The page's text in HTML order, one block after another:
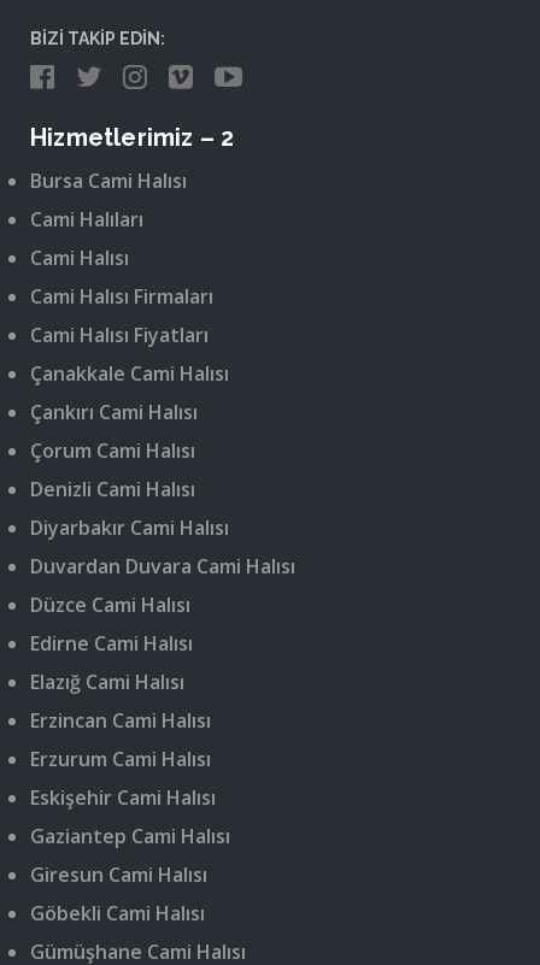
BİZİ TAKİP EDİN:
Hizmetlerimiz – 2
Bursa Cami Halısı
Cami Halıları
Cami Halısı
Cami Halısı Firmaları
Cami Halısı Fiyatları
Çanakkale Cami Halısı
Çankırı Cami Halısı
Çorum Cami Halısı
Denizli Cami Halısı
Diyarbakır Cami Halısı
Duvardan Duvara Cami Halısı
Düzce Cami Halısı
Edirne Cami Halısı
Elazığ Cami Halısı
Erzincan Cami Halısı
Erzurum Cami Halısı
Eskişehir Cami Halısı
Gaziantep Cami Halısı
Giresun Cami Halısı
Göbekli Cami Halısı
Gümüşhane Cami Halısı